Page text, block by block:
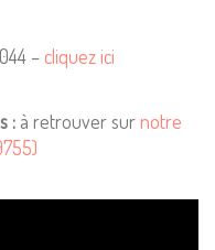
–cliquez ici
: à retrouver surnotre